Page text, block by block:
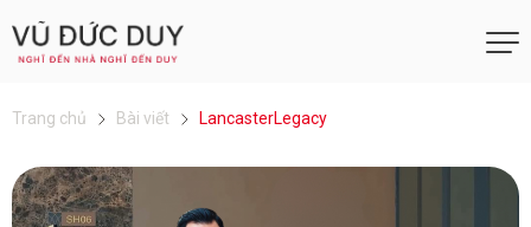
Trang chủ Bài viết LancasterLegacy